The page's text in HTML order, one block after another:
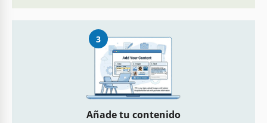
3
Añade tu contenido